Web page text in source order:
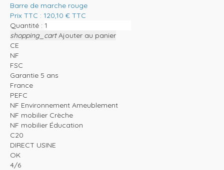
Barre de marche rouge
Prix TTC : 120,10 € TTC
Quantité :
shopping_cart Ajouter au panier
CE
NF
FSC
Garantie 5 ans
France
PEFC
NF Environnement Ameublement
NF mobilier Crèche
NF mobilier Éducation
C20
DIRECT USINE
OK
4/6